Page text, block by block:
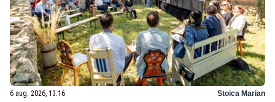
6 aug. 2026, 13:16 Stoica Marian